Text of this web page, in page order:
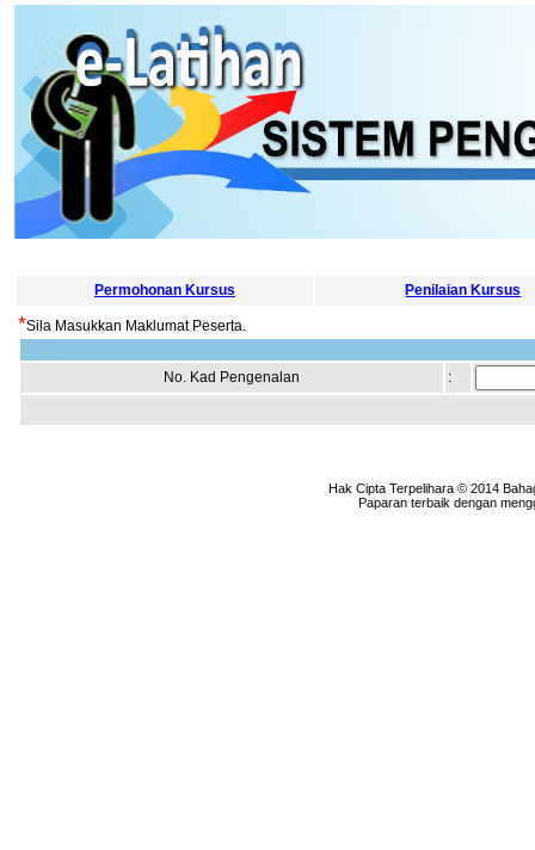
Permohonan Kursus Penilaian Kursus
*Sila Masukkan Maklumat Peserta.
No. Kad Pengenalan :
Hak Cipta Terpelihara © 2014
Paparan terbaik dengan